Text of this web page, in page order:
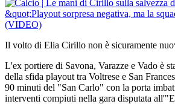
Il volto di Elia Cirillo non è sicuramente
L'ex portiere di Savona, Varazze e Vado è
della sfida playout tra Voltrese e San
90 minuti del "San Carlo" con la porta
interventi compiuti nella gara disputata